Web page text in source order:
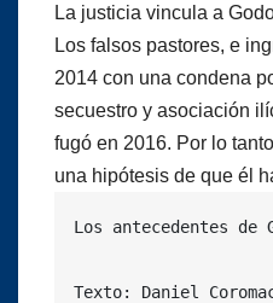
La justicia vincula a
Los falsos pastores, e
2014 con una condena
secuestro y asociación
fugó en 2016. Por lo
una hipótesis de que él
Los antecedentes
Texto: Daniel